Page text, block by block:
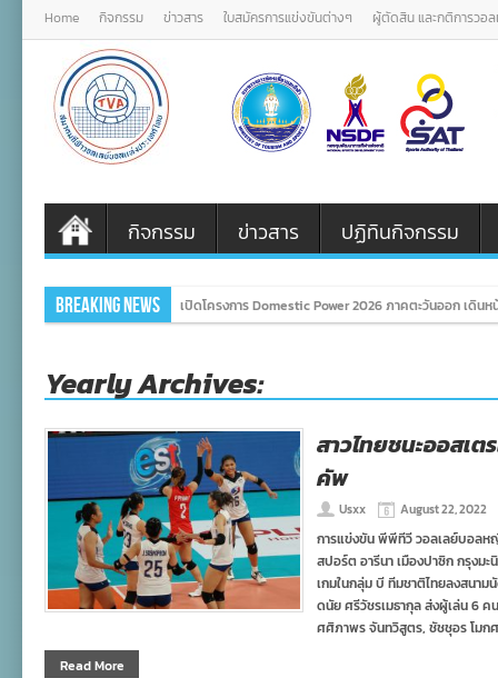
Home กิจกรรม ข่าวสาร ใบสมัครการแข่งขันต่างๆ ผู้ตัดสิน และกติการวอ
กิจกรรม ข่าวสาร ปฏิทินกิจกรรม
Breaking News เปิดโครงการ Domestic Power 2026 ภาคตะวันออก เดิน
Yearly Archives:
สาวไทยชนะออสเต
คัพ
Usxx August 22, 2022
การแข่งขัน พีพีทีวี วอลเลย์บอล
สปอร์ต อารีนา เมืองปาซิก กรุงม
เกมในกลุ่ม บี ทีมชาติไทยลงสนา
ดนัย ศรีวัชรเมธากุล ส่งผู้เล่น 6
ศศิภาพร จันทวิสูตร, ชัชชุอร โมก
Read More